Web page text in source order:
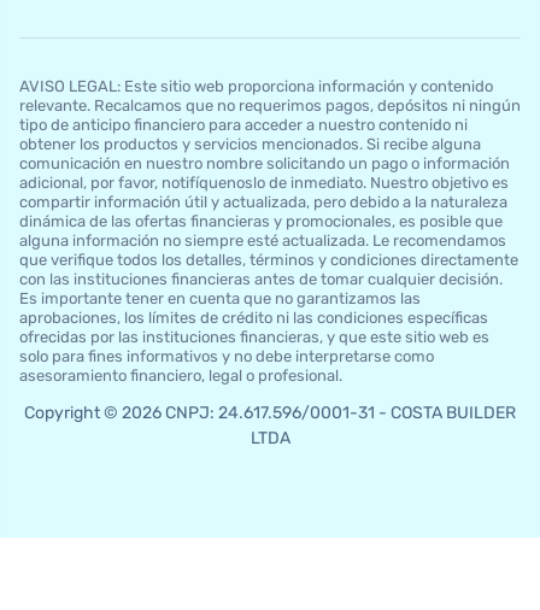
AVISO LEGAL: Este sitio web proporciona información y contenido
relevante. Recalcamos que no requerimos pagos, depósitos ni ningún
tipo de anticipo financiero para acceder a nuestro contenido ni
obtener los productos y servicios mencionados. Si recibe alguna
comunicación en nuestro nombre solicitando un pago o información
adicional, por favor, notifíquenoslo de inmediato. Nuestro objetivo es
compartir información útil y actualizada, pero debido a la naturaleza
dinámica de las ofertas financieras y promocionales, es posible que
alguna información no siempre esté actualizada. Le recomendamos
que verifique todos los detalles, términos y condiciones directamente
con las instituciones financieras antes de tomar cualquier decisión.
Es importante tener en cuenta que no garantizamos las
aprobaciones, los límites de crédito ni las condiciones específicas
ofrecidas por las instituciones financieras, y que este sitio web es
solo para fines informativos y no debe interpretarse como
asesoramiento financiero, legal o profesional.
Copyright © 2026 CNPJ: 24.617.596/0001-31 - COSTA BUILDER
LTDA